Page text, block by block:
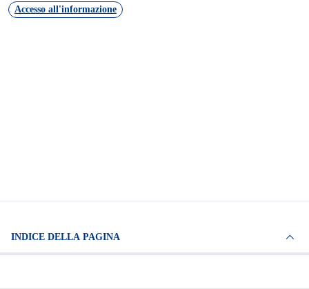
Accesso all'informazione
INDICE DELLA PAGINA